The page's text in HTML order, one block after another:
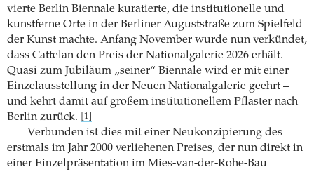
vierte Berlin Biennale kuratierte, die institutionelle und
kunstferne Orte in der Berliner Auguststraße zum Spielfeld
der Kunst machte. Anfang November wurde nun verkündet,
dass Cattelan den Preis der Nationalgalerie 2026 erhält.
Quasi zum Jubiläum „seiner“ Biennale wird er mit einer
Einzelausstellung in der Neuen Nationalgalerie geehrt –
und kehrt damit auf großem institutionellem Pflaster nach
Berlin zurück.
[1]
Verbunden ist dies mit einer Neukonzipierung des
erstmals im Jahr 2000 verliehenen Preises, der nun direkt in
einer Einzelpräsentation im Mies-van-der-Rohe-Bau